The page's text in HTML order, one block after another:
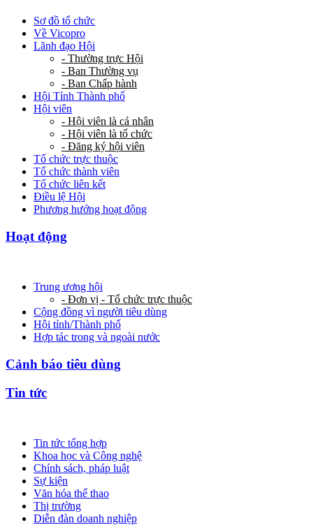
Sơ đồ tổ chức
Về Vicopro
Lãnh đạo Hội
- Thường trực Hội
- Ban Thường vụ
- Ban Chấp hành
Hội Tỉnh Thành phố
Hội viên
- Hội viên là cá nhân
- Hội viên là tổ chức
- Đăng ký hội viên
Tổ chức trực thuộc
Tổ chức thành viên
Tổ chức liên kết
Điều lệ Hội
Phương hướng hoạt động
Hoạt động
Trung ương hội
- Đơn vị - Tổ chức trực thuộc
Cộng đồng vì người tiêu dùng
Hội tỉnh/Thành phố
Hợp tác trong và ngoài nước
Cảnh báo tiêu dùng
Tin tức
Tin tức tổng hợp
Khoa học và Công nghệ
Chính sách, pháp luật
Sự kiện
Văn hóa thể thao
Thị trường
Diễn đàn doanh nghiệp